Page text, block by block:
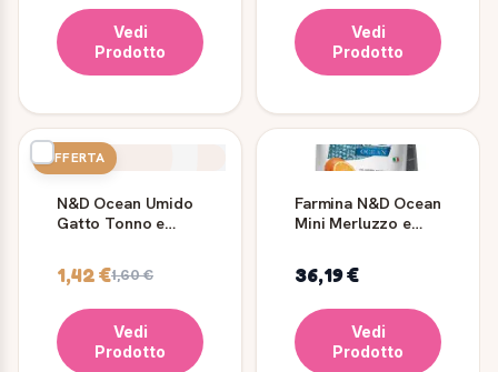
Vedi
Prodotto
Vedi
Prodotto
OFFERTA
N&D Ocean Umido
Gatto Tonno e
1,42 €1,60 €
Vedi
Prodotto
Farmina N&D Ocean
Mini Merluzzo e
36,19 €
Vedi
Prodotto